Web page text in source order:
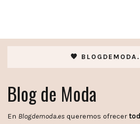
🧡
Blog de Moda
En Blogdemoda.es queremos ofrecer